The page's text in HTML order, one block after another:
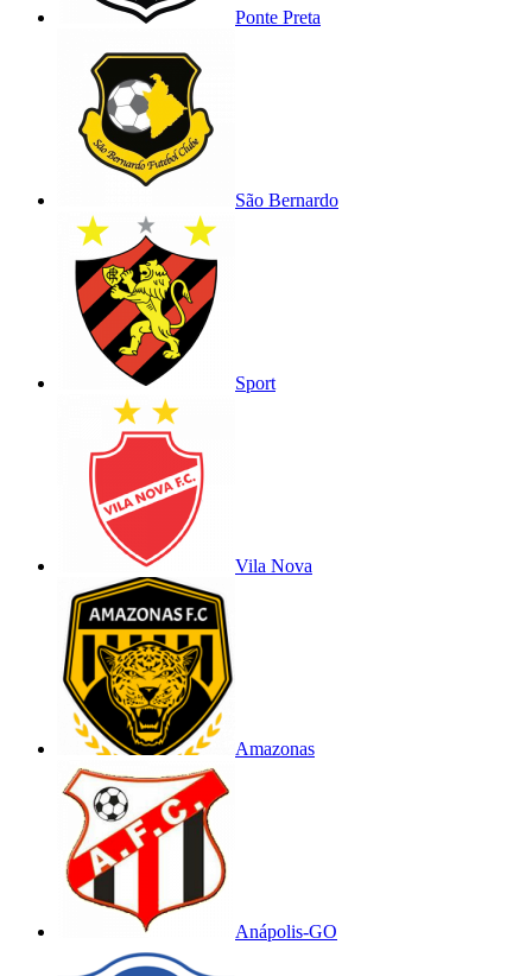
Ponte Preta
São Bernardo
Sport
Vila Nova
Amazonas
Anápolis-GO